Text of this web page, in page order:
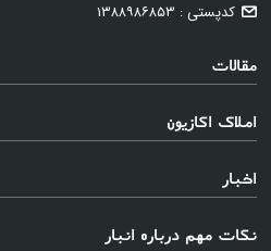
کدپستی : ۱۳۸۸۹۸۶۸۵۳
مقالات
املاک اکازیون
اخبار
نکات مهم درباره انبار